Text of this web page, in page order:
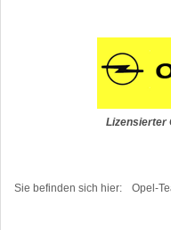
Lizensierter
Sie befinden sich hier: Opel-